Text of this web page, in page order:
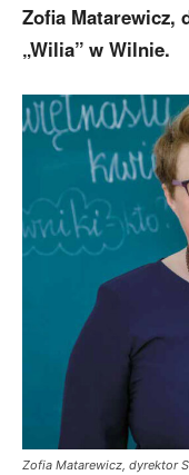
Zofia Matarewicz,
„Wilia” w Wilnie.
Zofia Matarewicz, dyrektor